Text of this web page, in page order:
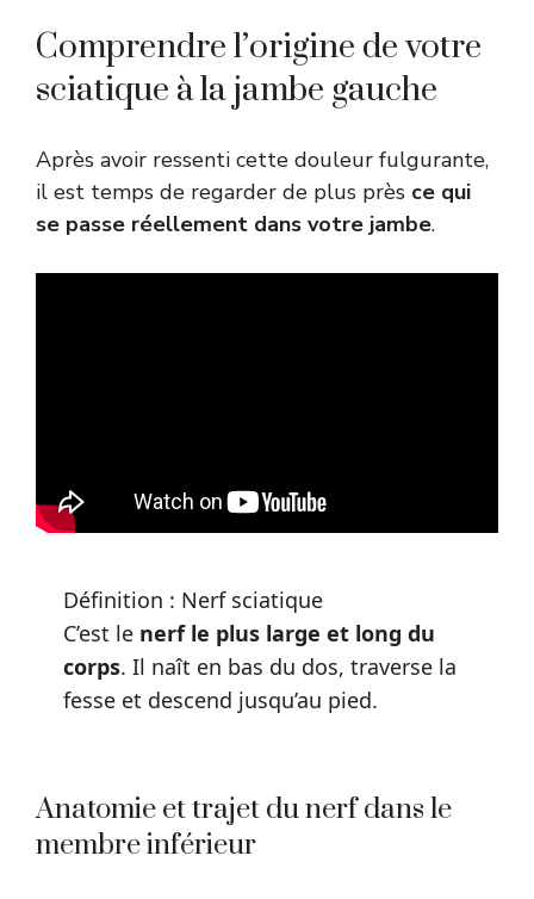
Comprendre l’origine de votre
sciatique à la jambe gauche
Après avoir ressenti cette douleur fulgurante,
il est temps de regarder de plus près ce qui
se passe réellement dans votre jambe.
Définition : Nerf sciatique
C’est le nerf le plus large et long du
corps. Il naît en bas du dos, traverse la
fesse et descend jusqu’au pied.
Anatomie et trajet du nerf dans le
membre inférieur